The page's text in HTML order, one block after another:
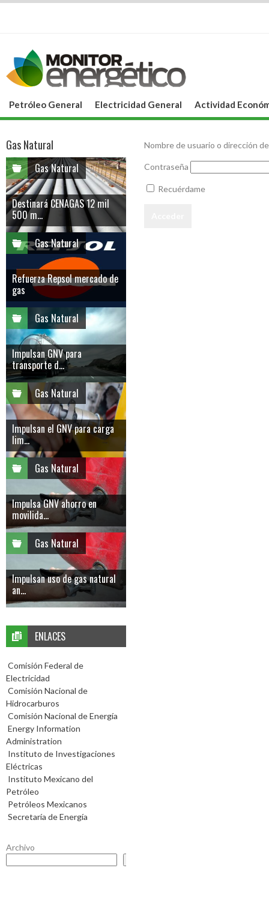
Petróleo General Electricidad General Actividad
Nombre de usuario o dirección
Contraseña
Recuérdame
Gas Natural
Gas Natural
Destinará CENAGAS 12 mil
500 m...
Gas Natural
Refuerza Repsol mercado de
gas
Gas Natural
Impulsan GNV para
transporte d...
Gas Natural
Impulsan el GNV para carga
lim...
Gas Natural
Impulsa GNV ahorro en
movilida...
Gas Natural
Impulsan uso de gas natural
an...
ENLACES
Comisión Federal de
Electricidad
Comisión Nacional de
Hidrocarburos
Comisión Nacional de Energía
Energy Information
Administration
Instituto de Investigaciones
Eléctricas
Instituto Mexicano del
Petróleo
Petróleos Mexicanos
Secretaría de Energía
Archivo